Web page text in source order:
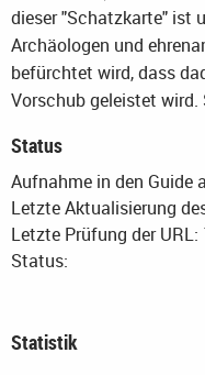
dieser "Schatzkarte" ist
Archäologen und
befürchtet wird, dass
Vorschub geleistet wird.
Status
Aufnahme in den Guide
Letzte Aktualisierung
Letzte Prüfung der URL:
Status:
Statistik